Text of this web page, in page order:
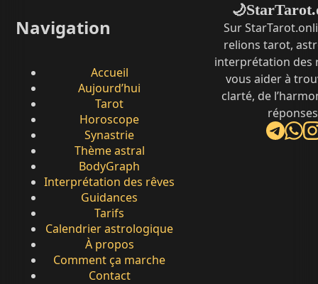
Navigation
Accueil
Aujourd’hui
Tarot
Horoscope
Synastrie
Thème astral
BodyGraph
Interprétation des rêves
Guidances
Tarifs
Calendrier astrologique
À propos
Comment ça marche
Contact
🌙
Sur
relions tarot,
interprétation des
vous aider à
clarté, de